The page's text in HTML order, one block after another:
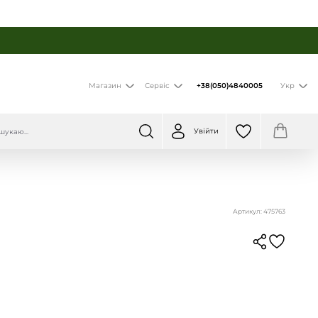
Магазин Сервіс +38(050)4840005 Укр
Увійти
Артикул: 475763